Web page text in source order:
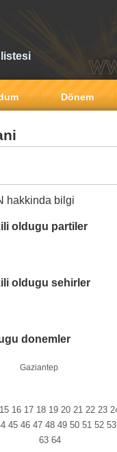
Dönem
hakkinda bilgi
oldugu partiler
oldugu sehirler
donemler
Gaziantep
15 16 17 18 19 20 21 22 23
45 46 47 48 49 50 51 52 53
63 64